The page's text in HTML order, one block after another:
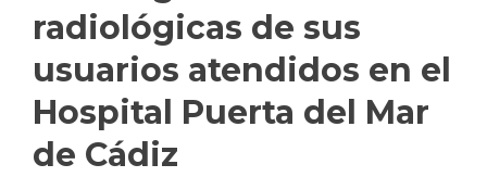
radiológicas de sus
usuarios atendidos en el
Hospital Puerta del Mar
de Cádiz